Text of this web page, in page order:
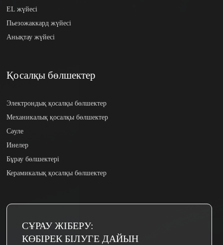
EL жүйесі
Пьезожаккард жүйесі
Анықтау жүйесі
Қосалқы бөлшектер
Электрондық қосалқы бөлшектер
Механикалық қосалқы бөлшектер
Сәуле
Инелер
Бұрау бөлшектері
Керамикалық қосалқы бөлшектер
СҰРАУ ЖІБЕРУ:
КӨБІРЕК БІЛУГЕ ​​ДАЙЫН